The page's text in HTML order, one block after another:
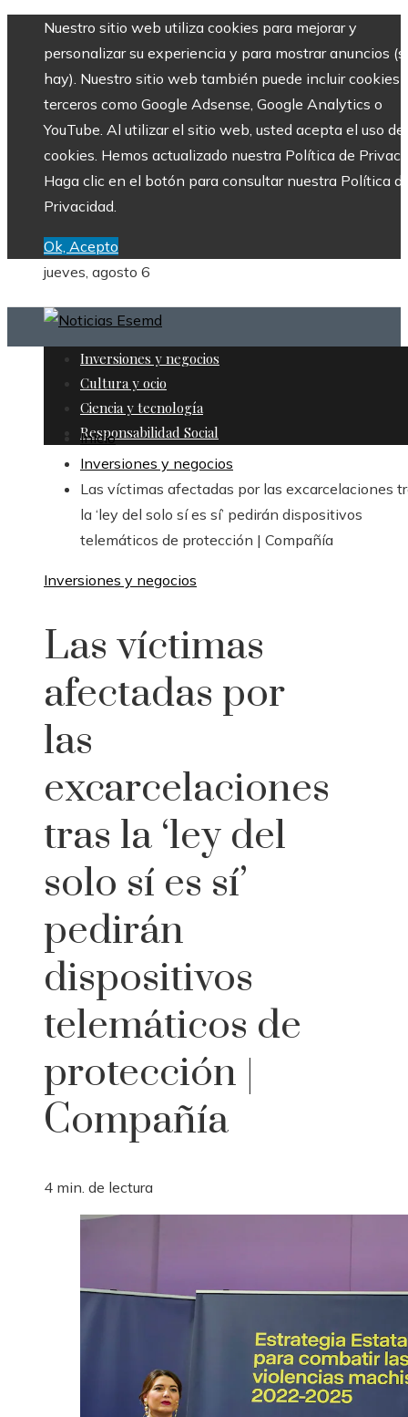
Nuestro sitio web utiliza cookies para mejorar y
personalizar su experiencia y para mostrar anuncios
hay). Nuestro sitio web también puede incluir cookies
terceros como Google Adsense, Google Analytics o
YouTube. Al utilizar el sitio web, usted acepta el uso de
cookies. Hemos actualizado nuestra Política de
Haga clic en el botón para consultar nuestra Política
Privacidad.
Ok, Acepto
jueves, agosto 6
Inversiones y negocios
Cultura y ocio
Ciencia y tecnología
Responsabilidad Social
Inicio
Inversiones y negocios
Las víctimas afectadas por las excarcelaciones
la ‘ley del solo sí es sí’ pedirán dispositivos
telemáticos de protección | Compañía
Inversiones y negocios
Las víctimas
afectadas por
las
excarcelaciones
tras la ‘ley del
solo sí es sí’
pedirán
dispositivos
telemáticos de
protección |
Compañía
4 min. de lectura